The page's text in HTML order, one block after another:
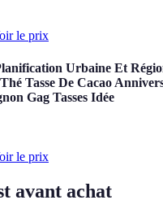
le prix
Urbaine Et
Tasse De Cacao
Gag Tasses Idée
le prix
avant achat